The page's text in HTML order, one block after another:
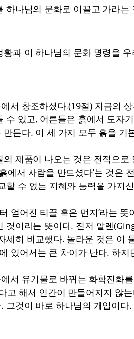
하나님의 문화로 이끌고 가라는
과 이 하나님의 문화 명령을
서 창조하셨다.(19절) 지금의
수 있고, 어른들은 흙에서 도자
든다. 이 세 가지 모두 흙을 기
제품이 나오는 것은 전적으로
에서 사람을 만드셨다’는 것은
할 수 없는 지혜와 능력을 가지
얻어진 티끌 혹은 먼지’라는
것이라는 뜻이다. 진저 알렌
세히 비교했다. 놀라운 것은 이
있어서는 큰 차이가 난다. 하지
서 유기물로 바뀌는 화학진화
고 해서 인간이 만들어지지 않
그것이 바로 하나님의 개입이다